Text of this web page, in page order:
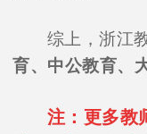
综上，浙江
育、中公教育、
注：更多教